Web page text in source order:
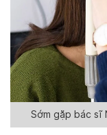
Sớm gặp bác sĩ